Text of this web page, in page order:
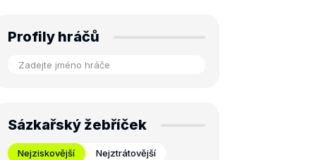
Profily hráčů
Sázkařský žebříček
Nejziskovější Nejztrátovější